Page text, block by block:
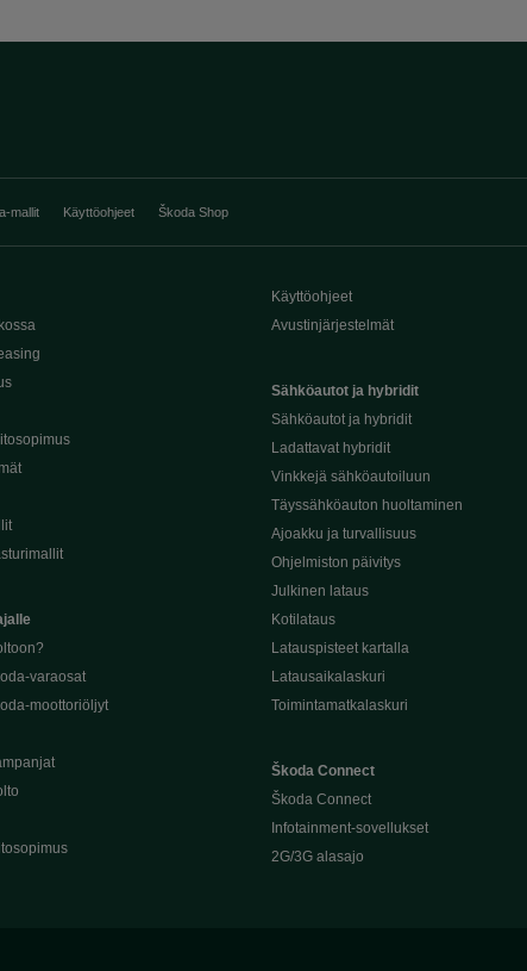
mallit Käyttöohjeet Škoda Shop
varaosat
moottoriöljyt
Käyttöohjeet
Avustinjärjestelmät
Sähköautot ja hybridit
Sähköautot ja hybridit
Ladattavat hybridit
Vinkkejä sähköautoiluun
Täyssähköauton huoltaminen
Ajoakku ja turvallisuus
Ohjelmiston päivitys
Julkinen lataus
Kotilataus
Latauspisteet kartalla
Latausaikalaskuri
Toimintamatkalaskuri
Škoda Connect
Škoda Connect
Infotainment-sovellukset
2G/3G alasajo